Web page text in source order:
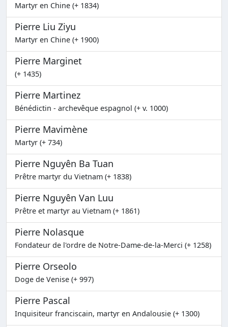
Martyr en Chine (+ 1834)
Pierre Liu Ziyu
Martyr en Chine (+ 1900)
Pierre Marginet
(+ 1435)
Pierre Martinez
Bénédictin - archevêque espagnol (+ v. 1000)
Pierre Mavimène
Martyr (+ 734)
Pierre Nguyên Ba Tuan
Prêtre martyr du Vietnam (+ 1838)
Pierre Nguyên Van Luu
Prêtre et martyr au Vietnam (+ 1861)
Pierre Nolasque
Fondateur de l'ordre de Notre-Dame-de-la-Merci (+ 1258)
Pierre Orseolo
Doge de Venise (+ 997)
Pierre Pascal
Inquisiteur franciscain, martyr en Andalousie (+ 1300)